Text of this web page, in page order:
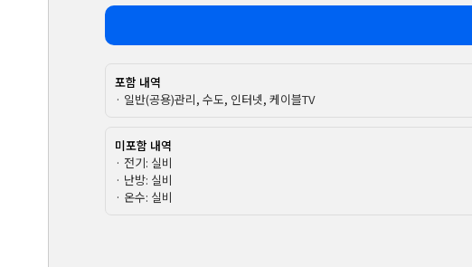
포함 내역
· 일반(공용)관리, 수도, 인터넷, 케이블TV
미포함 내역
· 전기: 실비
· 난방: 실비
· 온수: 실비